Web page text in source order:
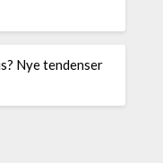
Nye tendenser